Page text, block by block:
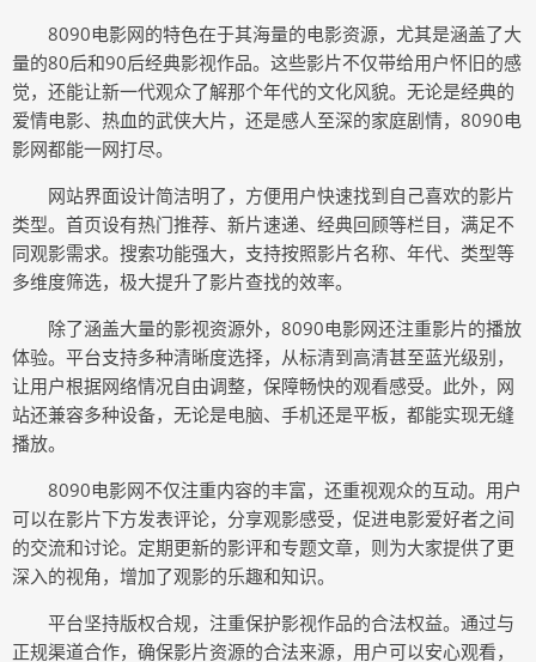
8090电影网的特色在于其海量的电影资源，尤其是涵盖了大
量的80后和90后经典影视作品。这些影片不仅带给用户怀旧的感
觉，还能让新一代观众了解那个年代的文化风貌。无论是经典的
爱情电影、热血的武侠大片，还是感人至深的家庭剧情，8090电
影网都能一网打尽。
网站界面设计简洁明了，方便用户快速找到自己喜欢的影片
类型。首页设有热门推荐、新片速递、经典回顾等栏目，满足不
同观影需求。搜索功能强大，支持按照影片名称、年代、类型等
多维度筛选，极大提升了影片查找的效率。
除了涵盖大量的影视资源外，8090电影网还注重影片的播放
体验。平台支持多种清晰度选择，从标清到高清甚至蓝光级别，
让用户根据网络情况自由调整，保障畅快的观看感受。此外，网
站还兼容多种设备，无论是电脑、手机还是平板，都能实现无缝
播放。
8090电影网不仅注重内容的丰富，还重视观众的互动。用户
可以在影片下方发表评论，分享观影感受，促进电影爱好者之间
的交流和讨论。定期更新的影评和专题文章，则为大家提供了更
深入的视角，增加了观影的乐趣和知识。
平台坚持版权合规，注重保护影视作品的合法权益。通过与
正规渠道合作，确保影片资源的合法来源，用户可以安心观看，